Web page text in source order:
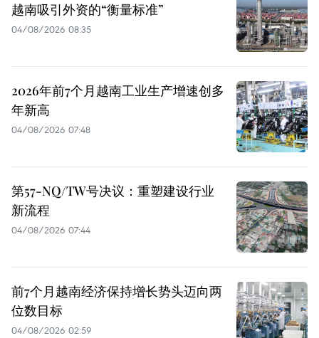
越南吸引外资的“衡量标准”
04/08/2026 08:35
2026年前7个月越南工业生产增速创多
年新高
04/08/2026 07:48
第57-NQ/TW号决议：重塑建设行业
新流程
04/08/2026 07:44
前7个月越南经济保持增长势头迈向两
位数目标
04/08/2026 02:59